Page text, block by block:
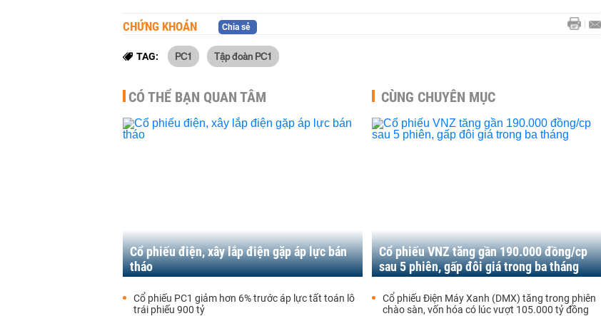
CHỨNG KHOÁN Chia sẻ
TAG: PC1 Tập đoàn PC1
CÓ THỂ BẠN QUAN TÂM
Cổ phiếu điện, xây lắp điện gặp áp lực bán
tháo
Cổ phiếu PC1 giảm hơn 6% trước áp lực tất toán lô
trái phiếu 900 tỷ
CÙNG CHUYÊN MỤC
Cổ phiếu VNZ tăng gần 190.000 đồng/cp
sau 5 phiên, gấp đôi giá trong ba tháng
Cổ phiếu Điện Máy Xanh (DMX) tăng trong phiên
chào sàn, vốn hóa có lúc vượt 105.000 tỷ đồng